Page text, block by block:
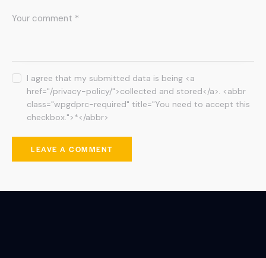
I agree that my submitted data is being <a
href="/privacy-policy/">collected and stored</a>. <abbr
class="wpgdprc-required" title="You need to accept this
checkbox.">*</abbr>